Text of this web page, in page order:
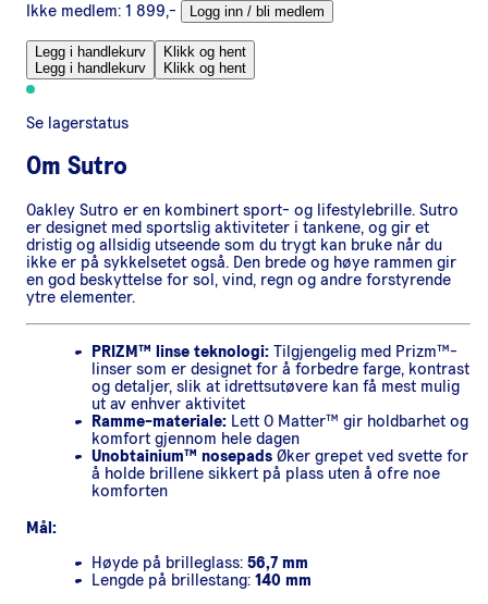
Ikke medlem: 1 899,- Logg inn / bli medlem
Legg i handlekurv
Legg i handlekurv
Klikk og hent
Klikk og hent
Se lagerstatus
Om Sutro
Oakley Sutro er en kombinert sport- og lifestylebrille. Sutro
er designet med sportslig aktiviteter i tankene, og gir et
dristig og allsidig utseende som du trygt kan bruke når du
ikke er på sykkelsetet også. Den brede og høye rammen gir
en god beskyttelse for sol, vind, regn og andre forstyrende
ytre elementer.
PRIZM™ linse teknologi: Tilgjengelig med Prizm™-
linser som er designet for å forbedre farge, kontrast
og detaljer, slik at idrettsutøvere kan få mest mulig
ut av enhver aktivitet
Ramme-materiale: Lett O Matter™ gir holdbarhet og
komfort gjennom hele dagen
Unobtainium™ nosepads Øker grepet ved svette for
å holde brillene sikkert på plass uten å ofre noe
komforten
Mål:
Høyde på brilleglass: 56,7 mm
Lengde på brillestang: 140 mm